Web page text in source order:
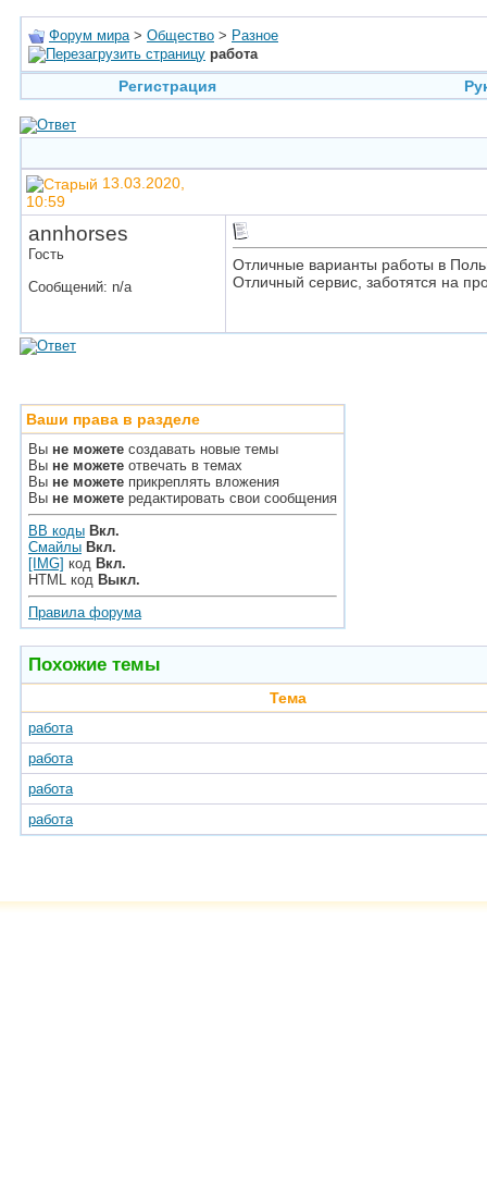
Форум мира > Общество > Разное
работа
Регистрация
13.03.2020,
10:59
annhorses
Гость
Сообщений: n/a
Отличные варианты работы в
Отличный сервис, заботятся на
Ваши права в разделе
Вы не можете создавать новые темы
Вы не можете отвечать в темах
Вы не можете прикреплять вложения
Вы не можете редактировать свои сообщения
BB коды Вкл.
Смайлы Вкл.
[IMG] код Вкл.
HTML код Выкл.
Правила форума
Похожие темы
Тема
работа
работа
работа
работа